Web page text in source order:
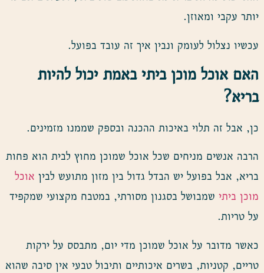
יותר עקבי ומאוזן.
עכשיו נצלול לעומק ונבין איך זה עובד בפועל.
האם אוכל מוכן ביתי באמת יכול להיות
בריא?
כן, אבל זה תלוי באיכות ההכנה ובספק שממנו מזמינים.
הרבה אנשים מניחים שכל אוכל שמוכן מחוץ לבית הוא פחות
בריא, אבל בפועל יש הבדל גדול בין מזון מתועש לבין אוכל
מוכן ביתישמבושל בסגנון מסורתי, במטבח מקצועי שמקפיד
על טריות.
כאשר מדובר על אוכל שמוכן מדי יום, מתבסס על ירקות
טריים, קטניות, בשרים איכותיים ותיבול טבעי אין סיבה שהוא